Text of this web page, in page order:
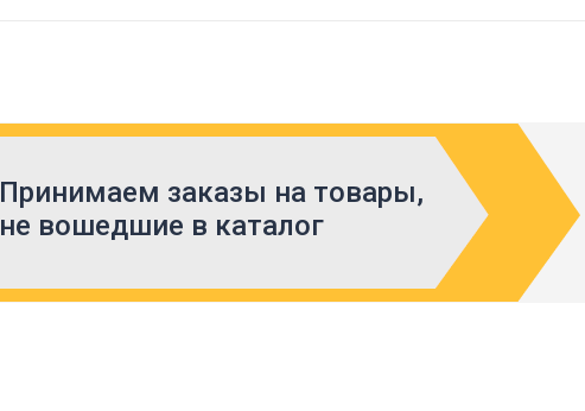
Принимаем заказы на товары,
не вошедшие в каталог